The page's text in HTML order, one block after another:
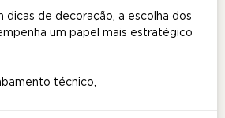
dicas de decoração, a escolha dos
um papel mais estratégico
técnico,